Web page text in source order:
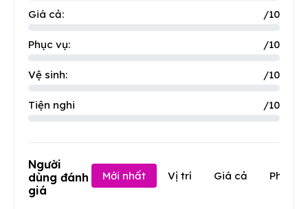
Giá cả: /10
Phục vụ: /10
Vệ sinh: /10
Tiện nghi /10
Người
dùng đánh
giá
Mới nhất Vị trí Giá cả Phục